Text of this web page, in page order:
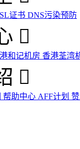
证书 DNS污染预防
和记机房 香港荃湾
帮助中心 AFF计划